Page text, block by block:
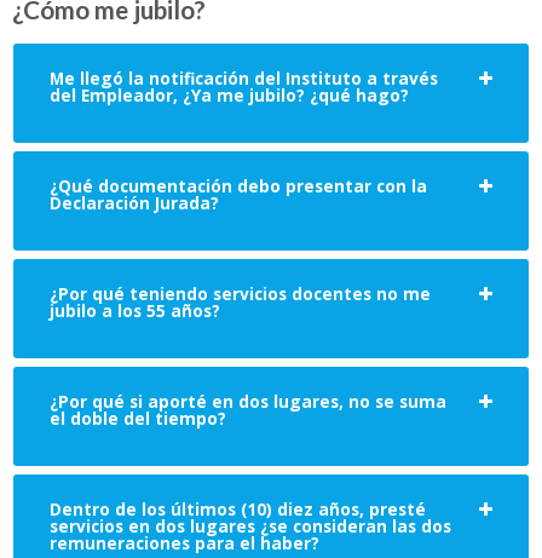
¿Cómo me jubilo?
Me llegó la notificación del Instituto a través
del Empleador, ¿Ya me jubilo? ¿qué hago?
¿Qué documentación debo presentar con la
Declaración Jurada?
¿Por qué teniendo servicios docentes no me
jubilo a los 55 años?
¿Por qué si aporté en dos lugares, no se suma
el doble del tiempo?
Dentro de los últimos (10) diez años, presté
servicios en dos lugares ¿se consideran las dos
remuneraciones para el haber?